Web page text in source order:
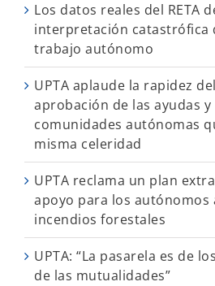
Los datos reales del RETA
interpretación catastrófica
trabajo autónomo
UPTA aplaude la rapidez
aprobación de las ayudas y
comunidades autónomas
misma celeridad
UPTA reclama un plan
apoyo para los autónomos
incendios forestales
UPTA: “La pasarela es de
de las mutualidades”